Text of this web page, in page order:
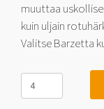
muuttaa
kuin uljain
Valitse Barzetta
Barzetta
Toro
TitaniumPolish